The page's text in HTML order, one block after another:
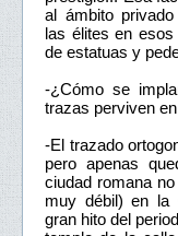
al ámbito
las élites en
de estatuas y
-¿Cómo se
trazas perviven
-El trazado
pero apenas
ciudad romana
muy débil) en la
gran hito del